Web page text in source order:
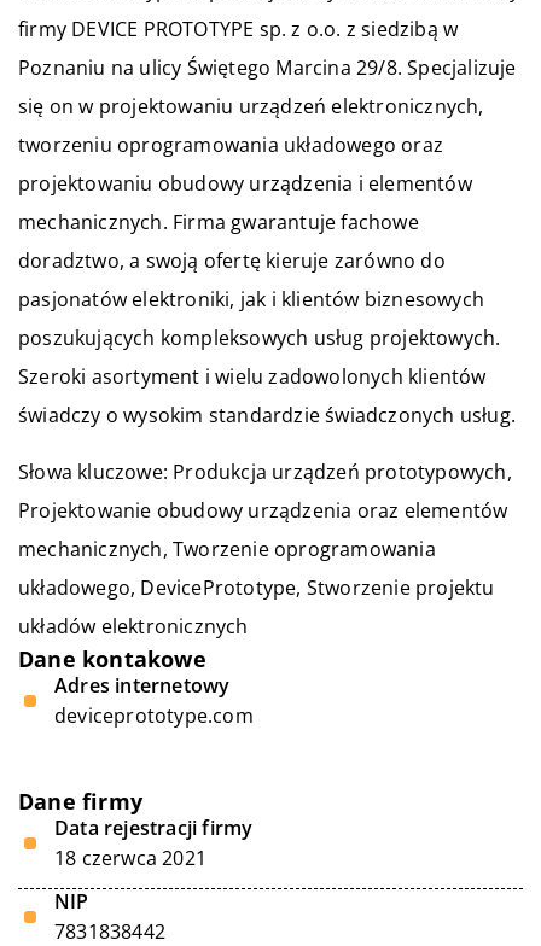
firmy DEVICE PROTOTYPE sp. z o.o. z siedzibą w
Poznaniu na ulicy Świętego Marcina 29/8. Specjalizuje
się on w projektowaniu urządzeń elektronicznych,
tworzeniu oprogramowania układowego oraz
projektowaniu obudowy urządzenia i elementów
mechanicznych. Firma gwarantuje fachowe
doradztwo, a swoją ofertę kieruje zarówno do
pasjonatów elektroniki, jak i klientów biznesowych
poszukujących kompleksowych usług projektowych.
Szeroki asortyment i wielu zadowolonych klientów
świadczy o wysokim standardzie świadczonych usług.
Słowa kluczowe: Produkcja urządzeń prototypowych,
Projektowanie obudowy urządzenia oraz elementów
mechanicznych, Tworzenie oprogramowania
układowego, DevicePrototype, Stworzenie projektu
układów elektronicznych
Dane kontakowe
Adres internetowy
deviceprototype.com
Dane firmy
Data rejestracji firmy
18 czerwca 2021
NIP
7831838442